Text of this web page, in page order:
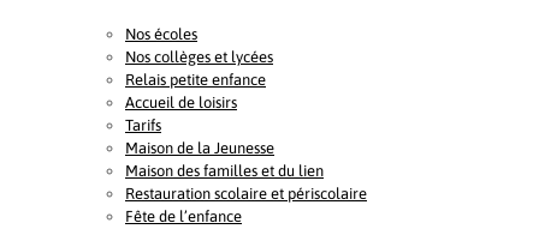
Nos écoles
Nos collèges et lycées
Relais petite enfance
Accueil de loisirs
Tarifs
Maison de la Jeunesse
Maison des familles et du lien
Restauration scolaire et périscolaire
Fête de l’enfance